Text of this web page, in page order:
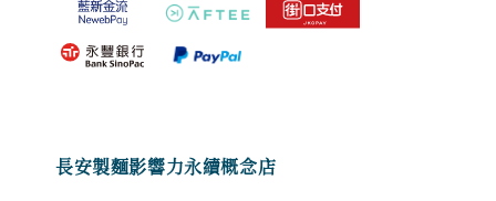
長安製麵影響力永續概念店